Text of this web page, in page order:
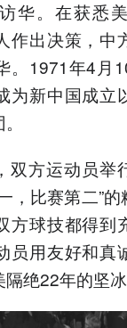
华。在获悉
作出决策，中
。1971年4月
为新中国成立
方运动员举
，比赛第二”
方球技都得到
员用友好和真
绝22年的坚冰